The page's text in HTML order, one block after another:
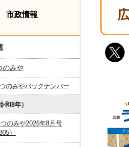
市政情報
のみや
のみやバックナンバー
和8年）
のみや2026年8月号
）